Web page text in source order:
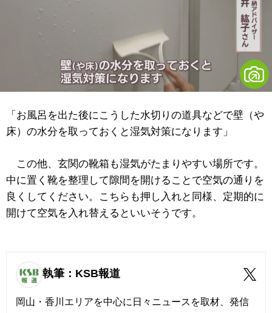
「お風呂を出た後にこうした水切りの道具などで壁（や
床）の水分を取っておくと湿気対策になります」
この他、玄関の靴箱も湿気がたまりやすい場所です。
中に置く靴を整理して隙間を開けることで空気の通りを
良くしてください。こちらも押し入れと同様、定期的に
開けて空気を入れ替えるといいそうです。
執筆：KSB報道
岡山・香川エリアを中心に日々ニュースを取材、発信